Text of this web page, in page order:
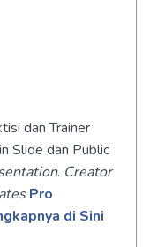
dan Trainer
Slide dan Public
. Creator
Pro
di Sini